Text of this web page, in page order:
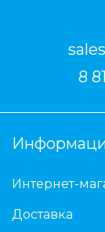
8
Интернет-
Доставка